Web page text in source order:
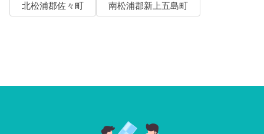
北松浦郡佐々町
南松浦郡新上五島町